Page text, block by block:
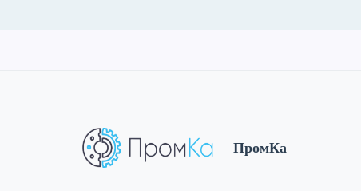
ПромКа